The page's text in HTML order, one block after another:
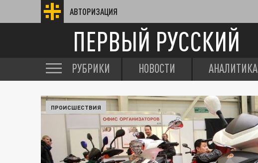
АВТОРИЗАЦИЯ
ПЕРВЫЙ РУССКИЙ
РУБРИКИ НОВОСТИ АНАЛИТИКА
ПРОИСШЕСТВИЯ